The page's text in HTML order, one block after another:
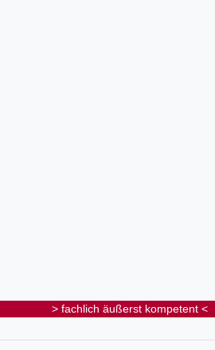
> fachlich äußerst kompetent <